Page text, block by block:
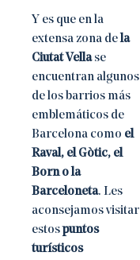
Y es que en la
extensa zona dela
Ciutat Vellase
encuentran algunos
de los barrios más
emblemáticos de
Barcelona como el
Raval, el Gòtic, el
Born o la
Barceloneta. Les
aconsejamos visitar
estospuntos
turísticos